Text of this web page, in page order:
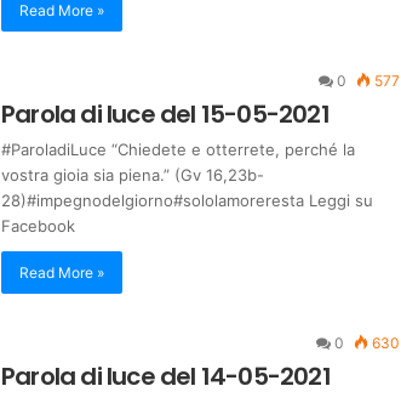
Read More »
0 577
Parola di luce del 15-05-2021
#ParoladiLuce “Chiedete e otterrete, perché la
vostra gioia sia piena.” (Gv 16,23b-
28)#impegnodelgiorno#sololamoreresta Leggi su
Facebook
Read More »
0 630
Parola di luce del 14-05-2021